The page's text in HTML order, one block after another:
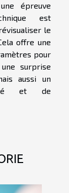
épreuve
est
le
offre une
pour
surprise
aussi un
et de